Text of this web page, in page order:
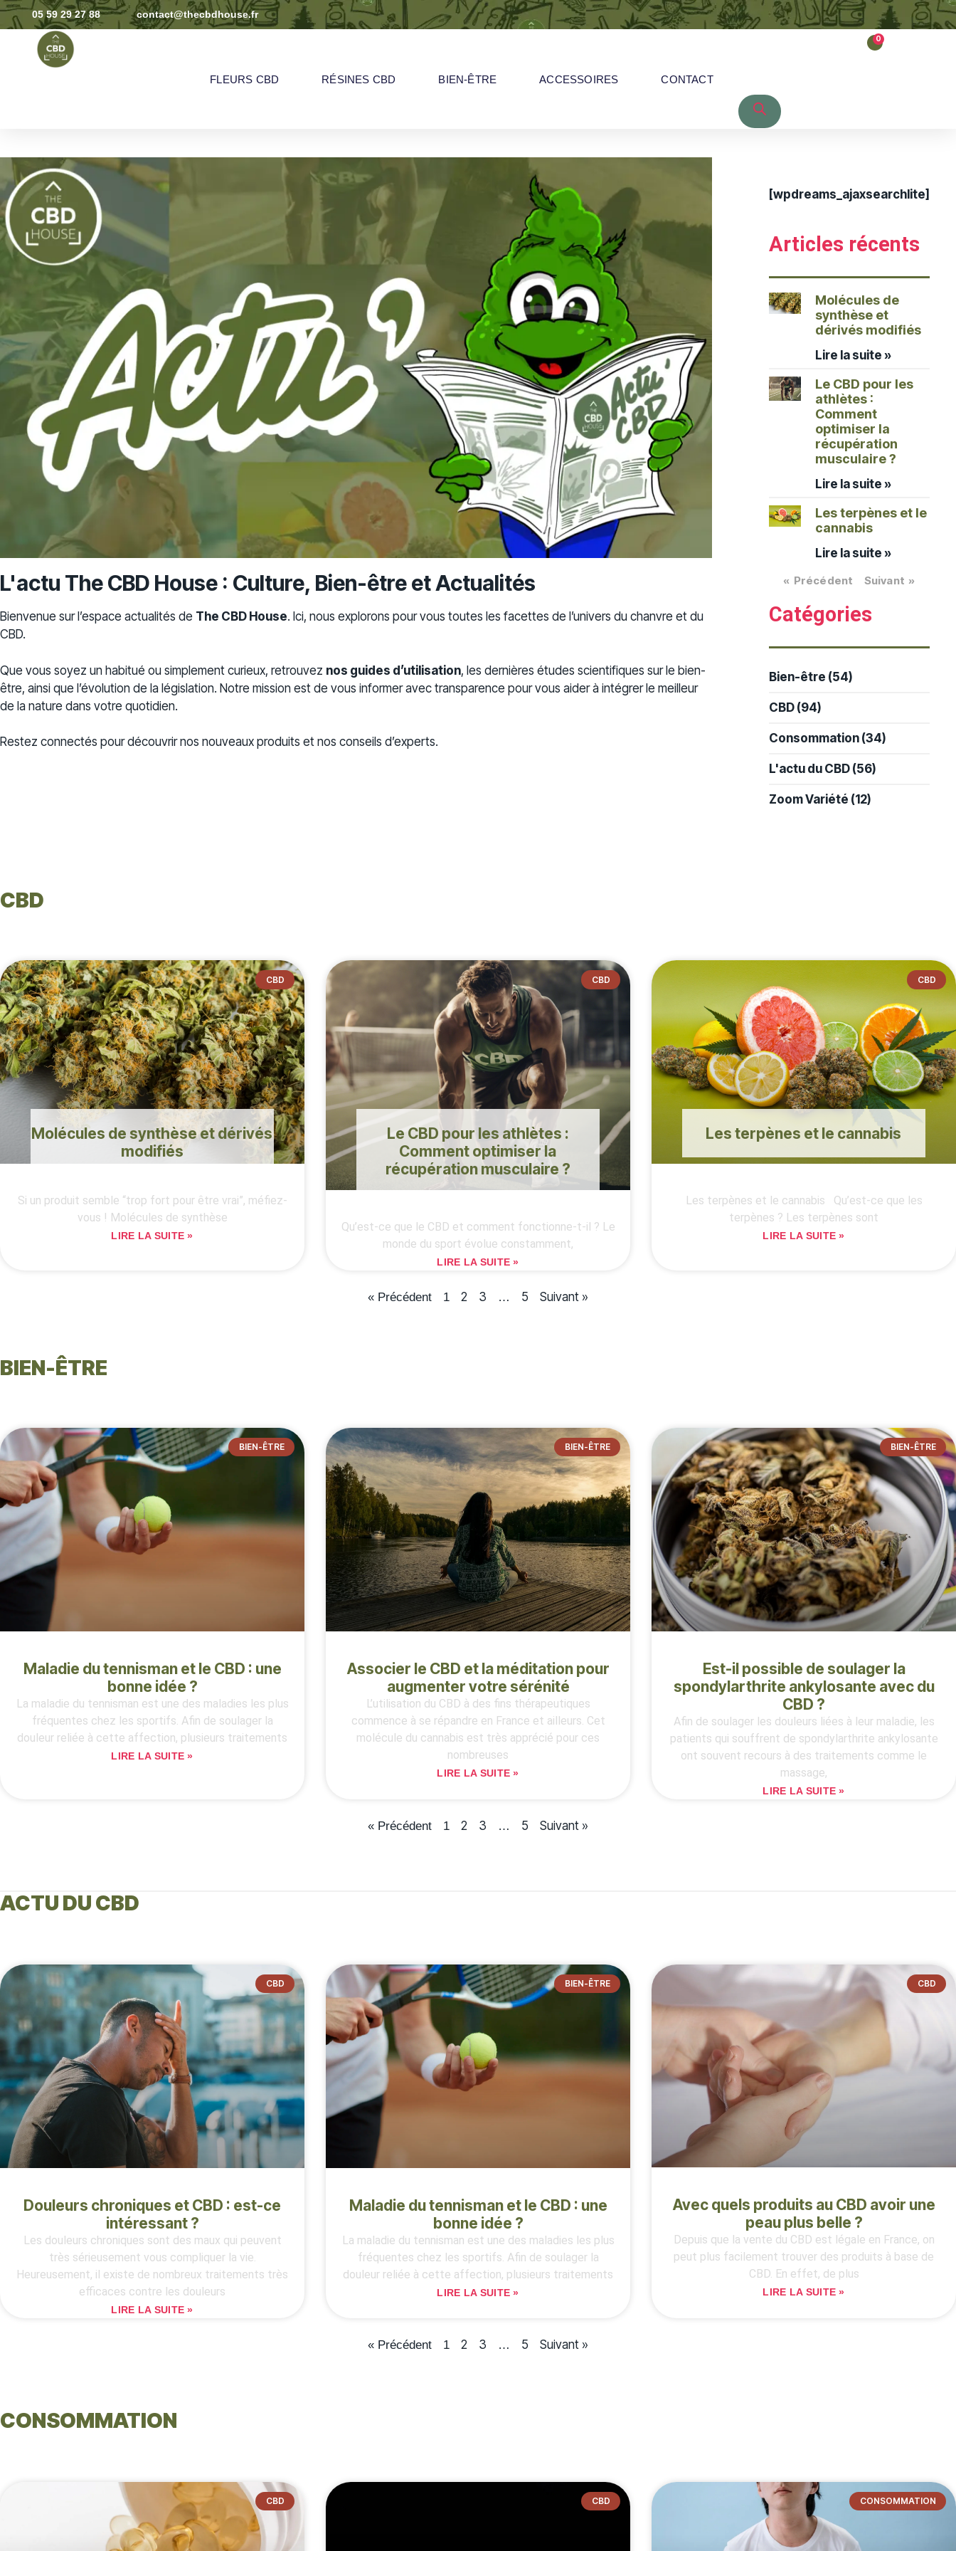
--
-
05 59 29 27 88 contact@thecbdhouse.fr
FLEURS CBD RÉSINES CBD BIEN-ÊTRE ACCESSOIRES CONTACT
0
L'actu The CBD House : Culture, Bien-être et Actualités
Bienvenue sur l’espace actualités de The CBD House. Ici, nous explorons pour vous toutes les facettes de l’univers du chanvre et du
CBD.
Que vous soyez un habitué ou simplement curieux, retrouvez nos guides d’utilisation, les dernières études scientifiques sur le bien-
être, ainsi que l’évolution de la législation. Notre mission est de vous informer avec transparence pour vous aider à intégrer le meilleur
de la nature dans votre quotidien.
Restez connectés pour découvrir nos nouveaux produits et nos conseils d’experts.
[wpdreams_ajaxsearchlite]
Articles récents
Molécules de
synthèse et
dérivés modifiés
Lire la suite »
Le CBD pour les
athlètes :
Comment
optimiser la
récupération
musculaire ?
Lire la suite »
Les terpènes et le
cannabis
Lire la suite »
« Précédent Suivant »
Catégories
Bien-être (54)
CBD(94)
Consommation(34)
L'actu du CBD(56)
Zoom Variété (12)
CBD
CBD
Molécules de synthèse et dérivés
modifiés
Si un produit semble “trop fort pour être vrai”, méfiez-
vous ! Molécules de synthèse
LIRE LA SUITE »
CBD
Le CBD pour les athlètes :
Comment optimiser la
récupération musculaire ?
Qu’est-ce que le CBD et comment fonctionne-t-il ? Le
monde du sport évolue constamment,
LIRE LA SUITE »
CBD
Les terpènes et le cannabis
Les terpènes et le cannabis Qu’est-ce que les
terpènes ? Les terpènes sont
LIRE LA SUITE »
« Précédent 1 2 3 … 5 Suivant »
BIEN-ÊTRE
BIEN-ÊTRE
Maladie du tennisman et le CBD : une
bonne idée ?
La maladie du tennisman est une des maladies les plus
fréquentes chez les sportifs. Afin de soulager la
douleur reliée à cette affection, plusieurs traitements
LIRE LA SUITE »
BIEN-ÊTRE
Associer le CBD et la méditation pour
augmenter votre sérénité
L’utilisation du CBD à des fins thérapeutiques
commence à se répandre en France et ailleurs. Cet
molécule du cannabis est très apprécié pour ces
nombreuses
LIRE LA SUITE »
BIEN-ÊTRE
Est-il possible de soulager la
spondylarthrite ankylosante avec du
CBD ?
Afin de soulager les douleurs liées à leur maladie, les
patients qui souffrent de spondylarthrite ankylosante
ont souvent recours à des traitements comme le
massage,
LIRE LA SUITE »
« Précédent 1 2 3 … 5 Suivant »
ACTU DU CBD
CBD
Douleurs chroniques et CBD : est-ce
intéressant ?
Les douleurs chroniques sont des maux qui peuvent
très sérieusement vous compliquer la vie.
Heureusement, il existe de nombreux traitements très
efficaces contre les douleurs
LIRE LA SUITE »
BIEN-ÊTRE
Maladie du tennisman et le CBD : une
bonne idée ?
La maladie du tennisman est une des maladies les plus
fréquentes chez les sportifs. Afin de soulager la
douleur reliée à cette affection, plusieurs traitements
LIRE LA SUITE »
CBD
Avec quels produits au CBD avoir une
peau plus belle ?
Depuis que la vente du CBD est légale en France, on
peut plus facilement trouver des produits à base de
CBD. En effet, de plus
LIRE LA SUITE »
« Précédent 1 2 3 … 5 Suivant »
CONSOMMATION
CBD CBD CONSOMMATION